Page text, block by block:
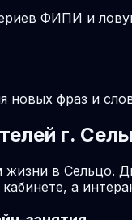
ФИПИ и
фраз и
г.
в Сельцо.
а